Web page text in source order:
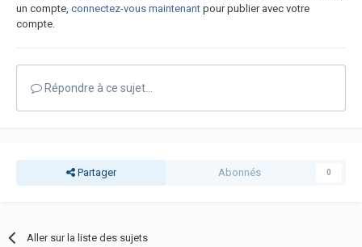
un compte, connectez-vous maintenant pour publier avec votre
compte.
Répondre à ce sujet…
Partager Abonnés 0
Aller sur la liste des sujets